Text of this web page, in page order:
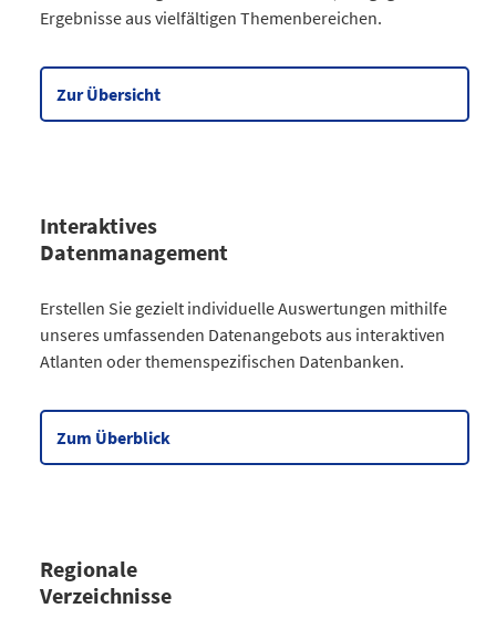
Datentabelle zum Diagramm
Gesellschaft 64
Ergebnisse aus vielfältigen Themenbereichen.
Zur Übersicht
Interaktives
Datenmanagement
Datentabelle zum Diagramm
Kategorie
Atlanten
Kommunales
3
Gesellschaftliches2
Erstellen Sie gezielt individuelle Auswertungen mithilfe
unseres umfassenden Datenangebots aus interaktiven
Atlanten oder themenspezifischen Datenbanken.
Zum Überblick
Regionale
Verzeichnisse